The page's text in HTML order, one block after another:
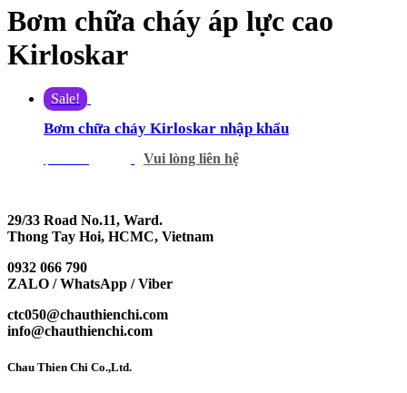
Bơm chữa cháy áp lực cao
Kirloskar
Sale!
Bơm chữa cháy Kirloskar nhập khẩu
Vui lòng liên hệ
29/33 Road No.11, Ward.
Thong Tay Hoi, HCMC, Vietnam
0932 066 790
ZALO / WhatsApp / Viber
ctc050@chauthienchi.com
info@chauthienchi.com
Chau Thien Chi Co.,Ltd.